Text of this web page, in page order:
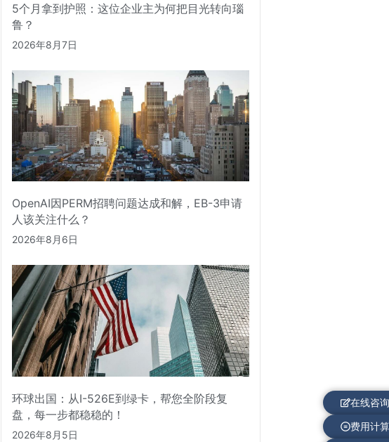
5个月拿到护照：这位企业主为何把目光转向瑙
鲁？
2026年8月7日
OpenAI因PERM招聘问题达成和解，EB-3申请
人该关注什么？
2026年8月6日
环球出国：从I-526E到绿卡，帮您全阶段复
盘，每一步都稳稳的！
2026年8月5日
在线咨询
费用计算